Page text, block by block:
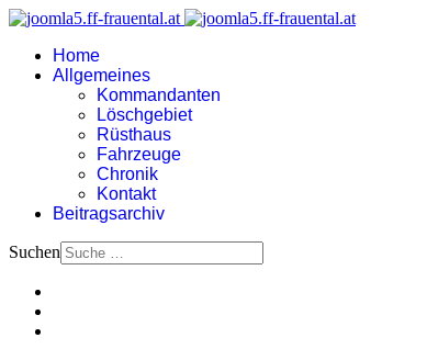
Home
Allgemeines
Kommandanten
Löschgebiet
Rüsthaus
Fahrzeuge
Chronik
Kontakt
Beitragsarchiv
Suchen